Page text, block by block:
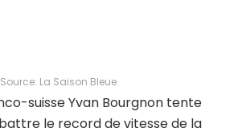
Source: La Saison Bleue
suisse Yvan Bourgnon tente
le record de vitesse de la